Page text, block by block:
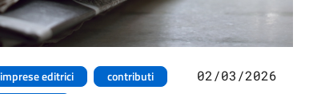
imprese editrici
contributi
02/03/2026